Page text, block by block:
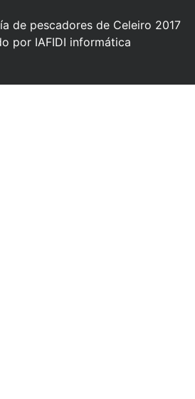
de pescadores de Celeiro 2017
por IAFIDI informática